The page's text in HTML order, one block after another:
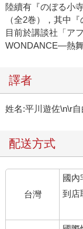
陸續有『のぼる小
（全2巻），其中
目前於講談社「ア
WONDANCE—熱
譯者
姓名:平川遊佐\n\r自
配送方式
台灣
國內
到店